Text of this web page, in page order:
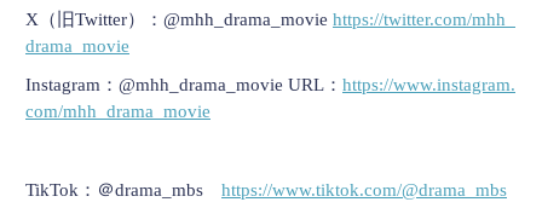
X（旧Twitter）：︎@mhh_drama_movie https://twitter.com/mhh_
drama_ movie
Instagram：@mhh_drama_movie URL： https://www.instagram.
com/mhh_drama_movie
TikTok：＠drama_mbs https://www.tiktok.com/@drama_ mbs